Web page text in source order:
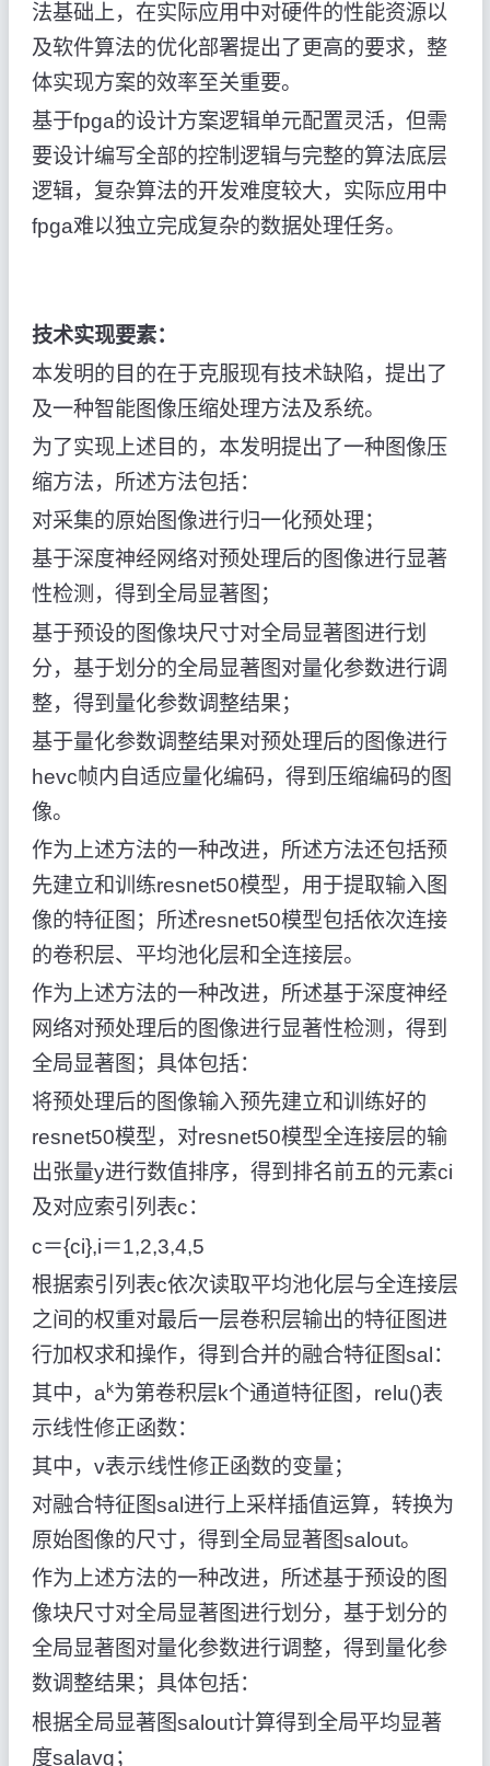
法基础上，在实际应用中对硬件的性能资源以
及软件算法的优化部署提出了更高的要求，整
体实现方案的效率至关重要。
基于fpga的设计方案逻辑单元配置灵活，但需
要设计编写全部的控制逻辑与完整的算法底层
逻辑，复杂算法的开发难度较大，实际应用中
fpga难以独立完成复杂的数据处理任务。
技术实现要素：
本发明的目的在于克服现有技术缺陷，提出了
及一种智能图像压缩处理方法及系统。
为了实现上述目的，本发明提出了一种图像压
缩方法，所述方法包括：
对采集的原始图像进行归一化预处理；
基于深度神经网络对预处理后的图像进行显著
性检测，得到全局显著图；
基于预设的图像块尺寸对全局显著图进行划
分，基于划分的全局显著图对量化参数进行调
整，得到量化参数调整结果；
基于量化参数调整结果对预处理后的图像进行
hevc帧内自适应量化编码，得到压缩编码的图
像。
作为上述方法的一种改进，所述方法还包括预
先建立和训练resnet50模型，用于提取输入图
像的特征图；所述resnet50模型包括依次连接
的卷积层、平均池化层和全连接层。
作为上述方法的一种改进，所述基于深度神经
网络对预处理后的图像进行显著性检测，得到
全局显著图；具体包括：
将预处理后的图像输入预先建立和训练好的
resnet50模型，对resnet50模型全连接层的输
出张量y进行数值排序，得到排名前五的元素ci
及对应索引列表c：
c＝{ci},i＝1,2,3,4,5
根据索引列表c依次读取平均池化层与全连接层
之间的权重对最后一层卷积层输出的特征图进
行加权求和操作，得到合并的融合特征图sal：
其中，ak为第卷积层k个通道特征图，relu()表
示线性修正函数：
其中，v表示线性修正函数的变量；
对融合特征图sal进行上采样插值运算，转换为
原始图像的尺寸，得到全局显著图salout。
作为上述方法的一种改进，所述基于预设的图
像块尺寸对全局显著图进行划分，基于划分的
全局显著图对量化参数进行调整，得到量化参
数调整结果；具体包括：
根据全局显著图salout计算得到全局平均显著
度salavg；